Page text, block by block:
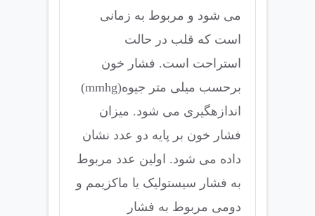
می شود و مربوط به زمانی
است که قلب در حالت
استراحت است. فشار خون
برحسب میلی متر جیوه(mmhg)
اندازهگیری می شود. میزان
فشار خون بر پایه دو عدد نشان
داده می شود. اولین عدد مربوط
به فشار سیستولیک یا ماکزیمم و
دومی مربوط به فشار